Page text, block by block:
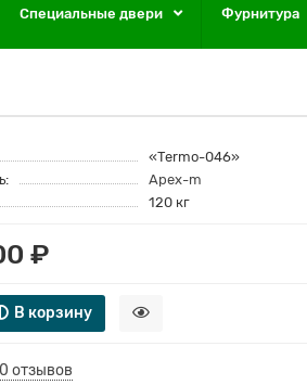
Специальные двери Фурнитура
«Termo-046»
Apex-m
120 кг
₽
В корзину
0 отзывов